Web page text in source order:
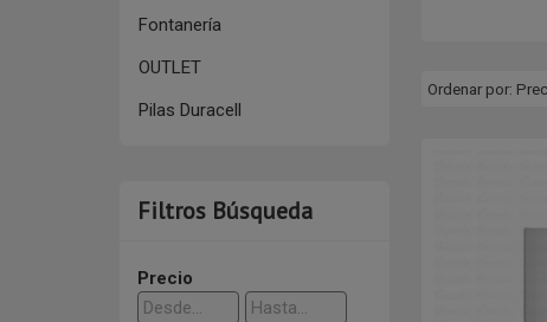
Fontanería
OUTLET
Pilas Duracell
Filtros Búsqueda
Precio
Ordenar por: